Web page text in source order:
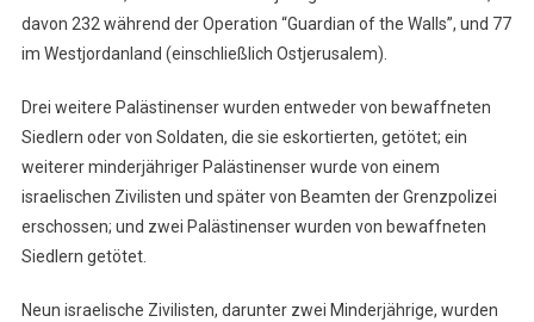
davon 232 während der Operation “Guardian of the Walls”, und 77
im Westjordanland (einschließlich Ostjerusalem).
Drei weitere Palästinenser wurden entweder von bewaffneten
Siedlern oder von Soldaten, die sie eskortierten, getötet; ein
weiterer minderjähriger Palästinenser wurde von einem
israelischen Zivilisten und später von Beamten der Grenzpolizei
erschossen; und zwei Palästinenser wurden von bewaffneten
Siedlern getötet.
Neun israelische Zivilisten, darunter zwei Minderjährige, wurden